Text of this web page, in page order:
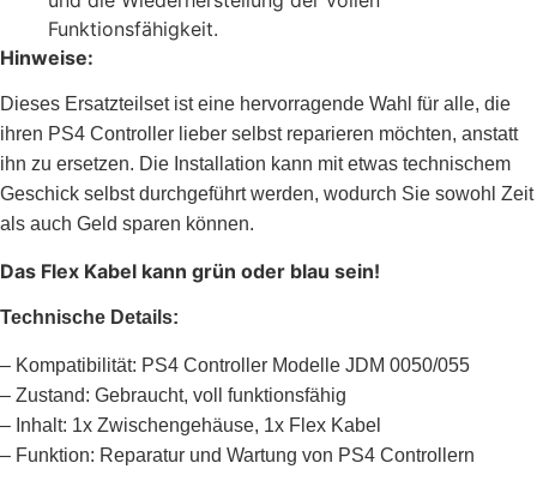
Funktionsfähigkeit.
Hinweise:
Dieses Ersatzteilset ist eine hervorragende Wahl für alle, die
ihren PS4 Controller lieber selbst reparieren möchten, anstatt
ihn zu ersetzen. Die Installation kann mit etwas technischem
Geschick selbst durchgeführt werden, wodurch Sie sowohl Zeit
als auch Geld sparen können.
Das Flex Kabel kann grün oder blau sein!
Technische Details:
– Kompatibilität: PS4 Controller Modelle JDM 0050/055
– Zustand: Gebraucht, voll funktionsfähig
– Inhalt: 1x Zwischengehäuse, 1x Flex Kabel
– Funktion: Reparatur und Wartung von PS4 Controllern